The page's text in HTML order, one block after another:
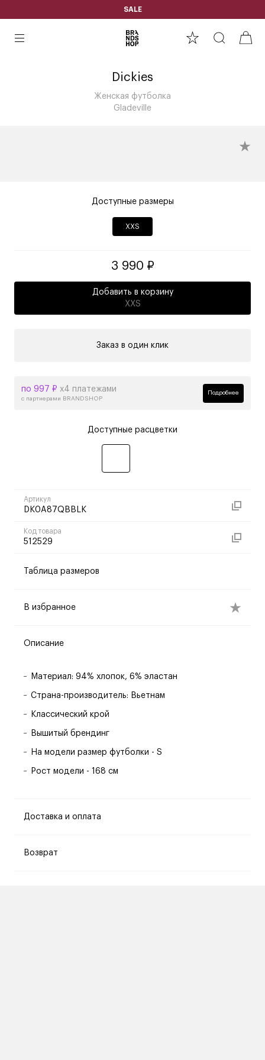
SALE
Dickies
Женская футболка
Gladeville
Доступные размеры
XXS
3 990 ₽
Добавить в корзину
XXS
Заказ в один клик
по 997 ₽ х4 платежами
с партнерами BRANDSHOP
Подробнее
Доступные расцветки
Артикул
DK0A87QBBLK
Код товара
512529
Таблица размеров
В избранное
Описание
Материал: 94% хлопок, 6% эластан
Страна-производитель: Вьетнам
Классический крой
Вышитый брендинг
На модели размер футболки - S
Рост модели - 168 см
Доставка и оплата
Возврат